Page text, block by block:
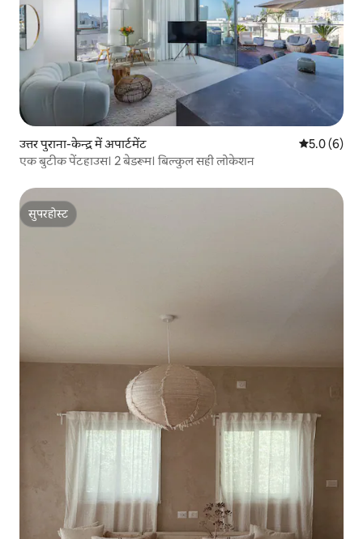
उत्तर पुराना-केन्द्र में अपार्टमेंट औसत रेटिंग 5
5.0 (6)
एक बुटीक पेंटहाउस। 2 बेडरूम। बिल्कुल सही लोकेशन
सुपरहोस्ट
सुपरहोस्ट